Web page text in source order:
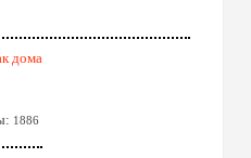
дома
1886